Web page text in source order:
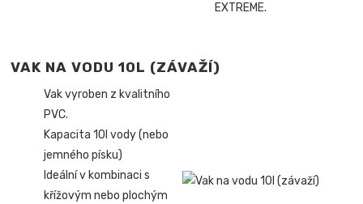
EXTREME.
VAK NA VODU 10L (ZÁVAŽÍ)
Vak vyroben z kvalitního
PVC.
Kapacita 10l vody (nebo
jemného písku)
Ideální v kombinaci s
křížovým nebo plochým